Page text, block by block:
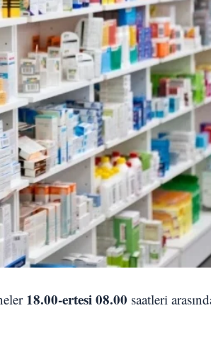
18.00-ertesi 08.00 saatleri